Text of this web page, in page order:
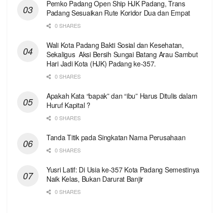
Pemko Padang Open Ship HJK Padang, Trans
Padang Sesuaikan Rute Koridor Dua dan Empat
0 SHARES
Wali Kota Padang Bakti Sosial dan Kesehatan,
Sekaligus Aksi Bersih Sungai Batang Arau Sambut
Hari Jadi Kota (HJK) Padang ke-357.
0 SHARES
Apakah Kata “bapak” dan “ibu” Harus Ditulis dalam
Huruf Kapital ?
0 SHARES
Tanda Titik pada Singkatan Nama Perusahaan
0 SHARES
Yusri Latif: Di Usia ke-357 Kota Padang Semestinya
Naik Kelas, Bukan Darurat Banjir
0 SHARES